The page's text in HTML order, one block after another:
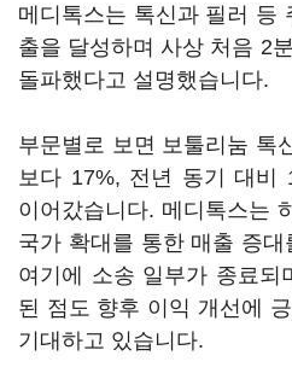
메디톡스는 톡신과 필러 등
출을 달성하며 사상 처음 2
돌파했다고 설명했습니다.
부문별로 보면 보툴리눔 톡
보다 17%, 전년 동기 대비
이어갔습니다. 메디톡스는
국가 확대를 통한 매출 증
여기에 소송 일부가 종료되
된 점도 향후 이익 개선에
기대하고 있습니다.